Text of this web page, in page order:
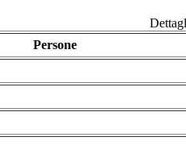
Persone